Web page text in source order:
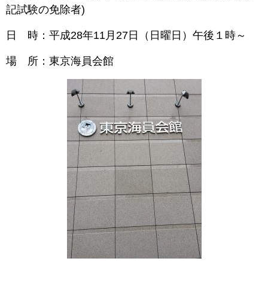
記試験の免除者)
日 時：平成28年11月27日（日曜日）午後１時～
場 所：東京海員会館